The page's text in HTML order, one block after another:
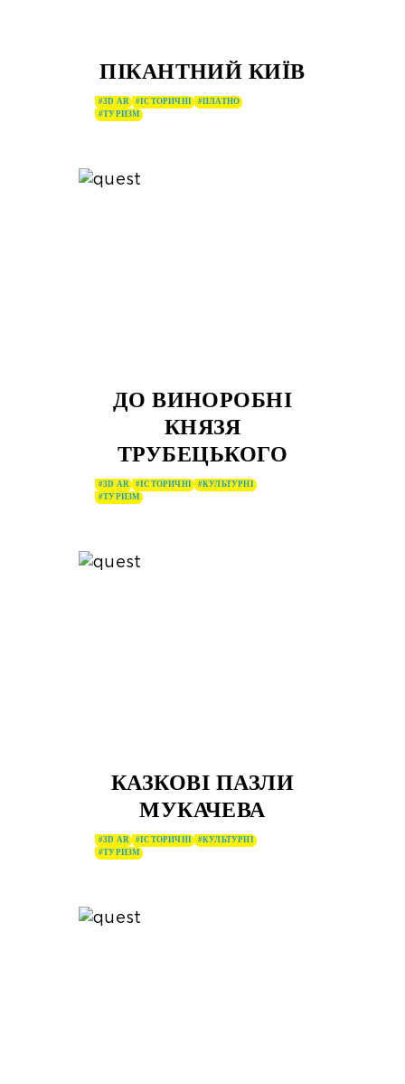
ПІКАНТНИЙ КИЇВ
#3D AR #ІСТОРИЧНІ
#ПЛАТНО
#ТУРИЗМ
ДО ВИНОРОБНІ
КНЯЗЯ
ТРУБЕЦЬКОГО
#3D AR #ІСТОРИЧНІ
#КУЛЬТУРНІ
#ТУРИЗМ
КАЗКОВІ ПАЗЛИ
МУКАЧЕВА
#3D AR #ІСТОРИЧНІ
#КУЛЬТУРНІ
#ТУРИЗМ